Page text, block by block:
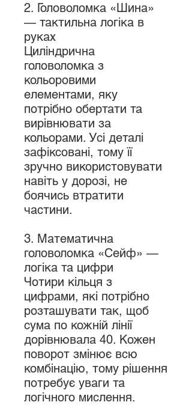
2. Головоломка «Шина»
— тактильна логіка в
руках
Циліндрична
головоломка з
кольоровими
елементами, яку
потрібно обертати та
вирівнювати за
кольорами. Усі деталі
зафіксовані, тому її
зручно використовувати
навіть у дорозі, не
боячись втратити
частини.
3. Математична
головоломка «Сейф» —
логіка та цифри
Чотири кільця з
цифрами, які потрібно
розташувати так, щоб
сума по кожній лінії
дорівнювала 40. Кожен
поворот змінює всю
комбінацію, тому рішення
потребує уваги та
логічного мислення.